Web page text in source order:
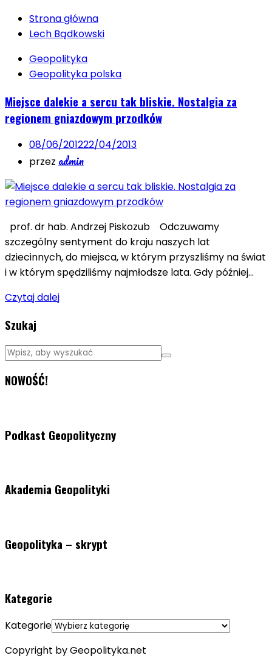
Strona główna
Lech Bądkowski
Geopolityka
Geopolityka polska
Miejsce dalekie a sercu tak bliskie. Nostalgia za
regionem gniazdowym przodków
08/06/201222/04/2013
przez admin
prof. dr hab. Andrzej Piskozub Odczuwamy
szczególny sentyment do kraju naszych lat
dziecinnych, do miejsca, w którym przyszliśmy na świat
i w którym spędziliśmy najmłodsze lata. Gdy później…
Czytaj dalej
Szukaj
NOWOŚĆ!
Podkast Geopolityczny
Akademia Geopolityki
Geopolityka – skrypt
Kategorie
Kategorie
Copyright by Geopolityka.net